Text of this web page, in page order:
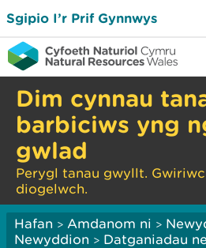
Sgipio I’r Prif Gynnwys
Dim cynnau
barbiciws yng
gwlad
Perygl tanau gwyllt.
diogelwch.
Hafan > Amdanom ni >
Newyddion > Datganiadau